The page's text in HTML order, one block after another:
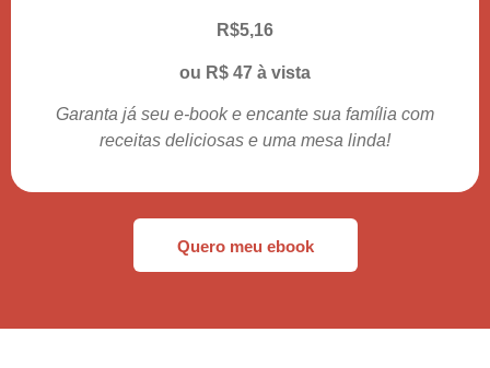
R$5,16
ou R$ 47 à vista
Garanta já seu e-book e encante sua família com
receitas deliciosas e uma mesa linda!
Quero meu ebook